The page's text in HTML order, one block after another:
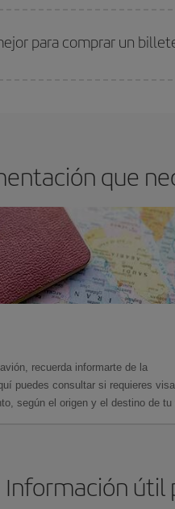
para comprar un
que
recuerda informarte de la
puedes consultar si requieres
según el origen y el destino de tu
Información útil